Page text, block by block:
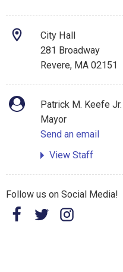
City Hall
281 Broadway
Revere, MA 02151
Patrick M. Keefe Jr.
Mayor
Send an email
View Staff
Follow us on Social Media!